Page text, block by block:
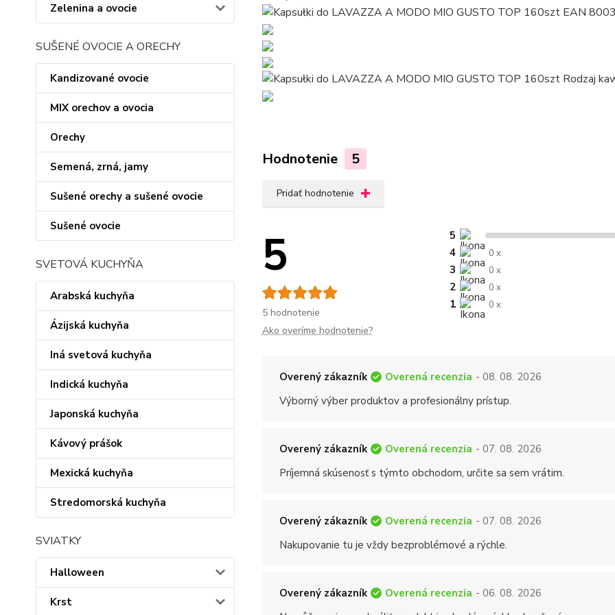
Zelenina a ovocie
SUŠENÉ OVOCIE A ORECHY
Kandizované ovocie
MIX orechov a ovocia
Orechy
Semená, zrná, jamy
Sušené orechy a sušené ovocie
Sušené ovocie
SVETOVÁ KUCHYŇA
Arabská kuchyňa
Ázijská kuchyňa
Iná svetová kuchyňa
Indická kuchyňa
Japonská kuchyňa
Kávový prášok
Mexická kuchyňa
Stredomorská kuchyňa
SVIATKY
Halloween
Krst
Hodnotenie 5
Pridať hodnotenie
5
5 hodnotenie
5
4
0 x
3 0 x
2 0 x
1 0 x
Ako overíme hodnotenie?
Overený zákazník Overená recenzia - 08. 08. 2026
Výborný výber produktov a profesionálny prístup.
Overený zákazník Overená recenzia - 07. 08. 2026
Príjemná skúsenosť s týmto obchodom, určite sa sem vrátim.
Overený zákazník Overená recenzia - 07. 08. 2026
Nakupovanie tu je vždy bezproblémové a rýchle.
Overený zákazník Overená recenzia - 06. 08. 2026